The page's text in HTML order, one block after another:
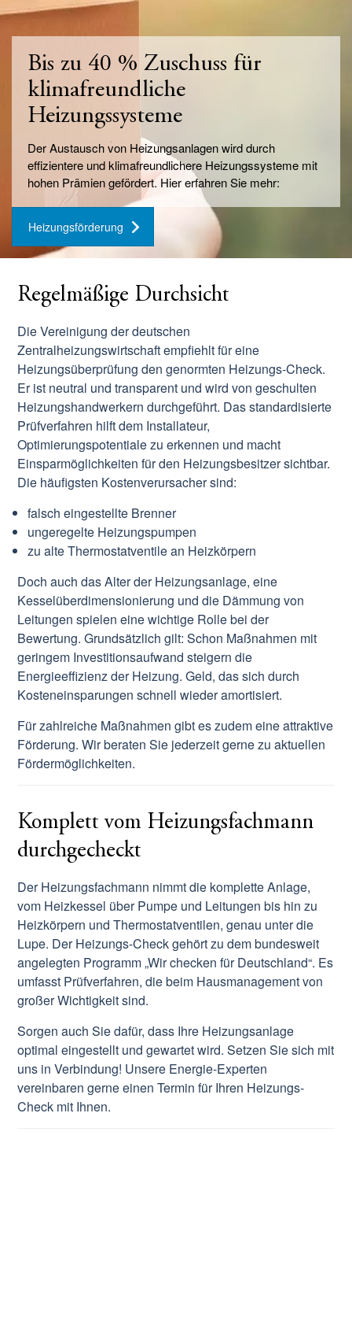
Bis zu 40 % Zuschuss für
klimafreundliche
Heizungssysteme
Der Austausch von Heizungsanlagen wird durch
effizientere und klimafreundlichere Heizungssysteme mit
hohen Prämien gefördert. Hier erfahren Sie mehr:
Heizungsförderung
Regelmäßige Durchsicht
Die Vereinigung der deutschen
Zentralheizungswirtschaft empfiehlt für eine
Heizungsüberprüfung den genormten Heizungs-Check.
Er ist neutral und transparent und wird von geschulten
Heizungshandwerkern durchgeführt. Das standardisierte
Prüfverfahren hilft dem Installateur,
Optimierungspotentiale zu erkennen und macht
Einsparmöglichkeiten für den Heizungsbesitzer sichtbar.
Die häufigsten Kostenverursacher sind:
falsch eingestellte Brenner
ungeregelte Heizungspumpen
zu alte Thermostatventile an Heizkörpern
Doch auch das Alter der Heizungsanlage, eine
Kesselüberdimensionierung und die Dämmung von
Leitungen spielen eine wichtige Rolle bei der
Bewertung. Grundsätzlich gilt: Schon Maßnahmen mit
geringem Investitionsaufwand steigern die
Energieeffizienz der Heizung. Geld, das sich durch
Kosteneinsparungen schnell wieder amortisiert.
Für zahlreiche Maßnahmen gibt es zudem eine attraktive
Förderung. Wir beraten Sie jederzeit gerne zu aktuellen
Fördermöglichkeiten.
Komplett vom Heizungsfachmann
durchgecheckt
Der Heizungsfachmann nimmt die komplette Anlage,
vom Heizkessel über Pumpe und Leitungen bis hin zu
Heizkörpern und Thermostatventilen, genau unter die
Lupe. Der Heizungs-Check gehört zu dem bundesweit
angelegten Programm „Wir checken für Deutschland“. Es
umfasst Prüfverfahren, die beim Hausmanagement von
großer Wichtigkeit sind.
Sorgen auch Sie dafür, dass Ihre Heizungsanlage
optimal eingestellt und gewartet wird. Setzen Sie sich mit
uns in Verbindung! Unsere Energie-Experten
vereinbaren gerne einen Termin für Ihren Heizungs-
Check mit Ihnen.